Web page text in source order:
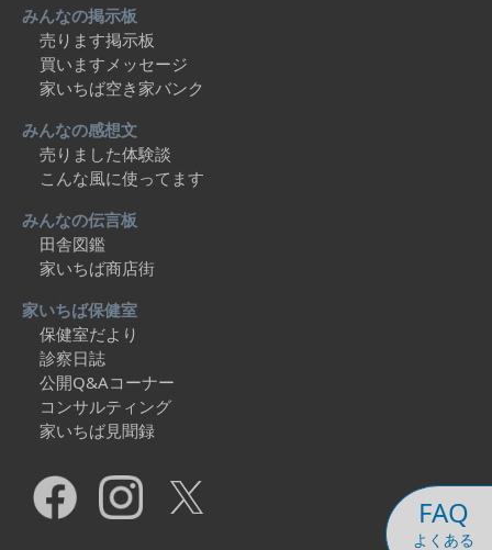
FAQ
よくある
みんなの掲示板
売ります掲示板
買いますメッセージ
家いちば空き家バンク
みんなの感想文
売りました体験談
こんな風に使ってます
みんなの伝言板
田舎図鑑
家いちば商店街
家いちば保健室
保健室だより
診察日誌
公開Q&Aコーナー
コンサルティング
家いちば見聞録